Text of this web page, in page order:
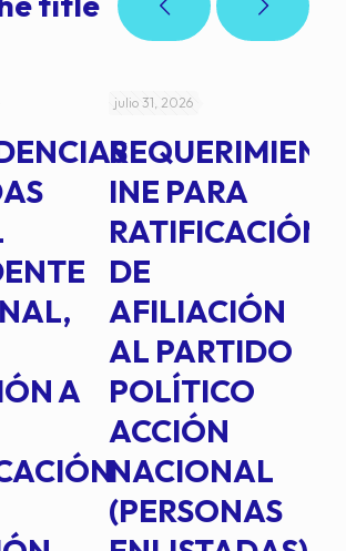
A
julio 31, 2026
INE PARA
RATIFICACIÓN
DE
AFILIACIÓN
AL PARTIDO
POLÍTICO
ACCIÓN
NACIONAL
(PERSONAS